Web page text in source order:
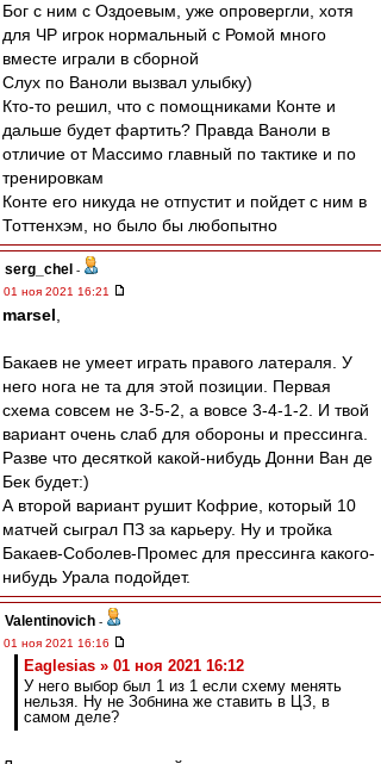
Бог с ним с Оздоевым, уже опровергли, хотя
для ЧР игрок нормальный с Ромой много
вместе играли в сборной
Слух по Ваноли вызвал улыбку)
Кто-то решил, что с помощниками Конте и
дальше будет фартить? Правда Ваноли в
отличие от Массимо главный по тактике и по
тренировкам
Конте его никуда не отпустит и пойдет с ним в
Тоттенхэм, но было бы любопытно
serg_chel -
01 ноя 2021 16:21
marsel
Бакаев не умеет играть правого латераля. У
него нога не та для этой позиции. Первая
схема совсем не 3-5-2, а вовсе 3-4-1-2. И твой
вариант очень слаб для обороны и прессинга.
Разве что десяткой какой-нибудь Донни Ван де
Бек будет:)
А второй вариант рушит Кофрие, который 10
матчей сыграл ПЗ за карьеру. Ну и тройка
Бакаев-Соболев-Промес для прессинга какого-
нибудь Урала подойдет.
Valentinovich -
01 ноя 2021 16:16
Eaglesias » 01 ноя 2021 16:12
У него выбор был 1 из 1 если схему менять
нельзя. Ну не Зобнина же ставить в ЦЗ, в
самом деле?